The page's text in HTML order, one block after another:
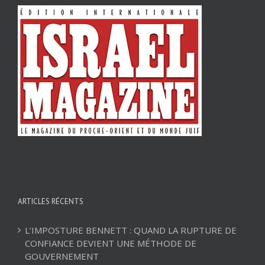
ARTICLES RÉCENTS
L’IMPOSTURE BENNETT : QUAND LA RUPTURE DE
CONFIANCE DEVIENT UNE MÉTHODE DE
GOUVERNEMENT